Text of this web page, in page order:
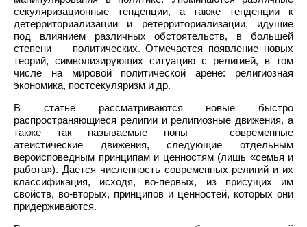
секуляризационные тенденции, а также тенденции к
детерриториализации и ретерриториализации, идущие
под влиянием различных обстоятельств, в большей
степени — политических. Отмечается появление новых
теорий, символизирующих ситуацию с религией, в том
числе на мировой политической арене: религиозная
экономика, постсекуляризм и др.
В статье рассматриваются новые быстро
распространяющиеся религии и религиозные движения, а
также так называемые ноны — современные
атеистические движения, следующие отдельным
вероисповедным принципам и ценностям (лишь «семья и
работа»). Дается численность современных религий и их
классификация, исходя, во-первых, из присущих им
свойств, во-вторых, принципов и ценностей, которых они
придерживаются.